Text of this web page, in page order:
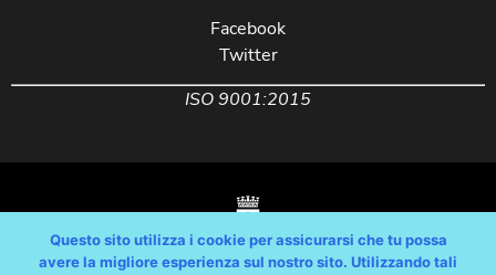
Facebook
Twitter
ISO 9001:2015
Questo sito utilizza i cookie per assicurarsi che tu possa
avere la migliore esperienza sul nostro sito. Utilizzando tali